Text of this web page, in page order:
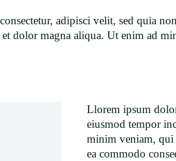
adipisci velit, sed quia
dolor magna aliqua. Ut enim ad
Llorem ipsum
eiusmod tempor
minim veniam, qui
ea commodo